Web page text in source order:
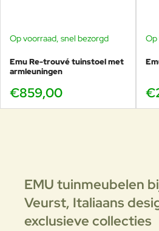
Op voorraad, snel bezorgd
Emu Re-trouvé tuinstoel met
armleuningen
€859,00
Op
EMU tuinmeubelen
Veurst, Italiaans
exclusieve collecties